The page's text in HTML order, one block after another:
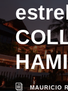
MAURICIO